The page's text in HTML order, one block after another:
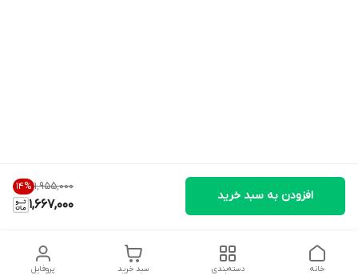
۱٬۹۵۵٬۰۰۰ 14%
1,667,000
افزودن به سبد خرید
پروفایل سبد خرید دسته‌بندی خانه